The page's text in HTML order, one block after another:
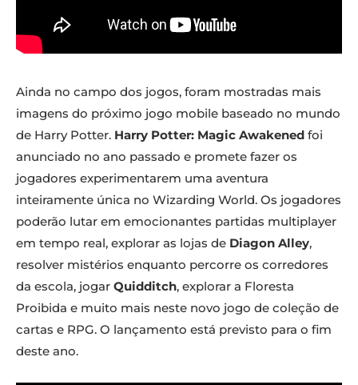
Ainda no campo dos jogos, foram mostradas mais
imagens do próximo jogo mobile baseado no mundo
de Harry Potter. Harry Potter: Magic Awakened foi
anunciado no ano passado e promete fazer os
jogadores experimentarem uma aventura
inteiramente única no Wizarding World. Os jogadores
poderão lutar em emocionantes partidas multiplayer
em tempo real, explorar as lojas de Diagon Alley,
resolver mistérios enquanto percorre os corredores
da escola, jogar Quidditch, explorar a Floresta
Proibida e muito mais neste novo jogo de coleção de
cartas e RPG. O lançamento está previsto para o fim
deste ano.